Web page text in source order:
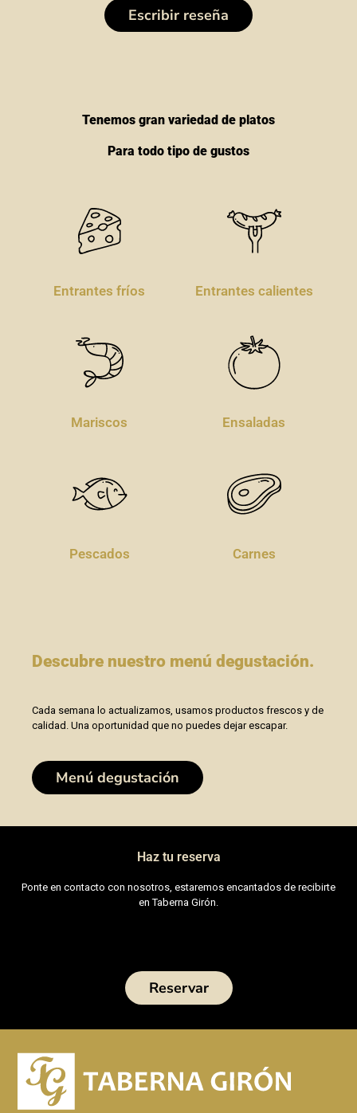
Escribir reseña
Tenemos gran variedad de platos
Para todo tipo de gustos
Entrantes fríos Entrantes calientes
Mariscos Ensaladas
Pescados Carnes
Descubre nuestro menú degustación.
Cada semana lo actualizamos, usamos productos frescos y de
calidad. Una oportunidad que no puedes dejar escapar.
Menú degustación
Haz tu reserva
Ponte en contacto con nosotros, estaremos encantados de recibirte
en Taberna Girón.
Reservar